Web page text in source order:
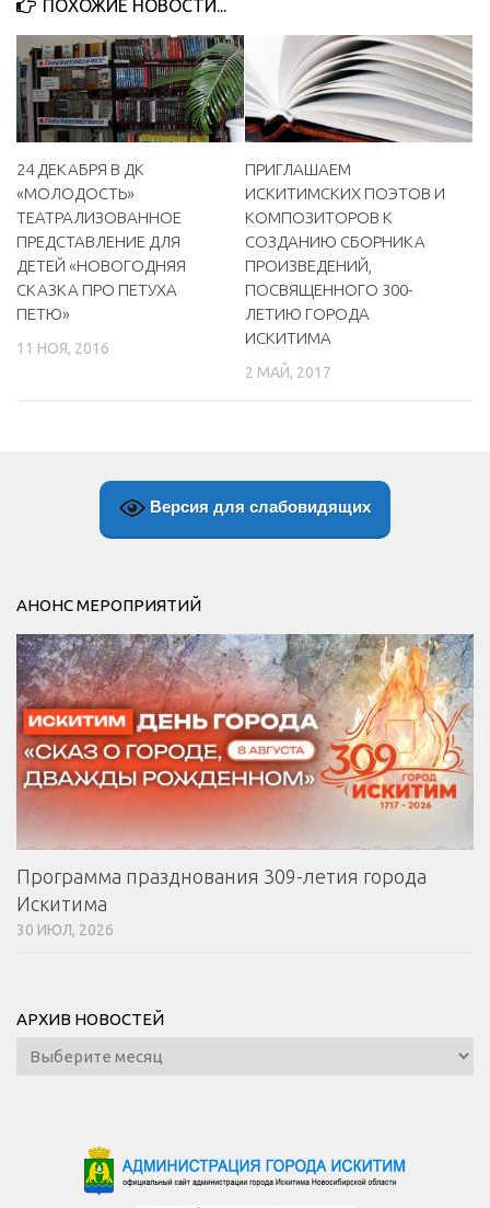
МБУ Дом культуры «Октябрь»
МБОУ ДО «Детская школа искусств»
МБОУ ДО «Детская музыкальная школа»
МБУК «Искитимский городской историко-художественный
музей»
МБУК «Централизованная библиотечная система»
Афиша
Независимая оценка качества
ПОХОЖИЕ НОВОСТИ...
24 ДЕКАБРЯ В ДК
«МОЛОДОСТЬ»
ТЕАТРАЛИЗОВАННОЕ
ПРЕДСТАВЛЕНИЕ ДЛЯ
ДЕТЕЙ «НОВОГОДНЯЯ
СКАЗКА ПРО ПЕТУХА
ПЕТЮ»
11 НОЯ, 2016
ПРИГЛАШАЕМ
ИСКИТИМСКИХ ПОЭТОВ И
КОМПОЗИТОРОВ К
СОЗДАНИЮ СБОРНИКА
ПРОИЗВЕДЕНИЙ,
ПОСВЯЩЕННОГО 300-
ЛЕТИЮ ГОРОДА
ИСКИТИМА
2 МАЙ, 2017
Версия для слабовидящих
АНОНС МЕРОПРИЯТИЙ
Программа празднования 309-летия города
Искитима
30 ИЮЛ, 2026
АРХИВ НОВОСТЕЙ
Архив
новостей